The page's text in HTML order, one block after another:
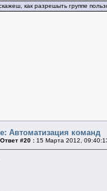
как разрешыть группе
Автоматизация команд
Ответ #20 : 15 Марта 2012,